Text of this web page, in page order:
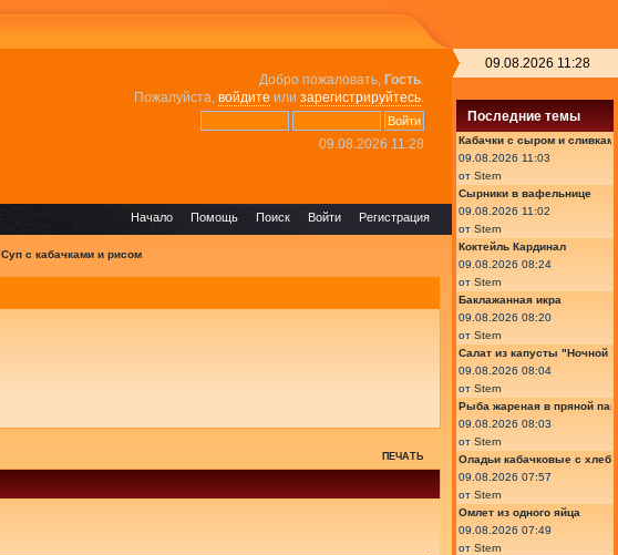
Добро пожаловать, Гость.
Пожалуйста, войдите или зарегистрируйтесь.
09.08.2026 11:28
Регистрация
Войти
Поиск
Помощь
Начало
Суп с кабачками и рисом
ПЕЧАТЬ
09.08.2026 11:28
Последние темы
Кабачки с сыром и
09.08.2026 11:03
от Stern
Сырники в вафельнице
09.08.2026 11:02
от Stern
Коктейль Кардинал
09.08.2026 08:24
от Stern
Баклажанная икра
09.08.2026 08:20
от Stern
Салат из капусты "Ночной
09.08.2026 08:04
от Stern
Рыба жареная в пряной
09.08.2026 08:03
от Stern
Оладьи кабачковые с
09.08.2026 07:57
от Stern
Омлет из одного яйца
09.08.2026 07:49
от Stern